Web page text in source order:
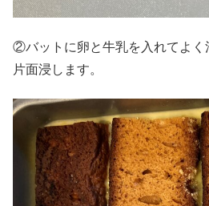
②バットに卵と牛乳を入れてよく
片面浸します。